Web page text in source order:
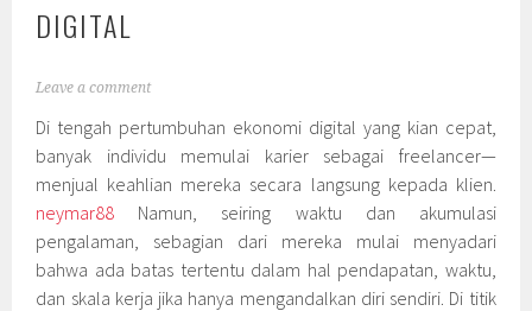
DIGITAL
Leave a comment
Di tengah pertumbuhan ekonomi digital yang kian cepat,
banyak individu memulai karier sebagai freelancer—
menjual keahlian mereka secara langsung kepada klien.
neymar88 Namun, seiring waktu dan akumulasi
pengalaman, sebagian dari mereka mulai menyadari
bahwa ada batas tertentu dalam hal pendapatan, waktu,
dan skala kerja jika hanya mengandalkan diri sendiri. Di titik